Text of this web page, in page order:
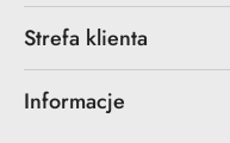
Strefa klienta
Informacje